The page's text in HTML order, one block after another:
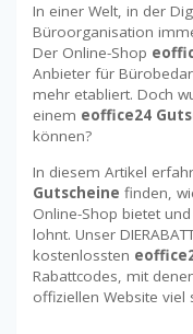
In einer Welt, in der
Büroorganisation
Der Online-Shop
Anbieter für
mehr etabliert. Doch
einem eoffice24
können?
In diesem Artikel
Gutscheine finden,
Online-Shop bietet
lohnt. Unser
kostenlossten
Rabattcodes, mit
offiziellen Website viel